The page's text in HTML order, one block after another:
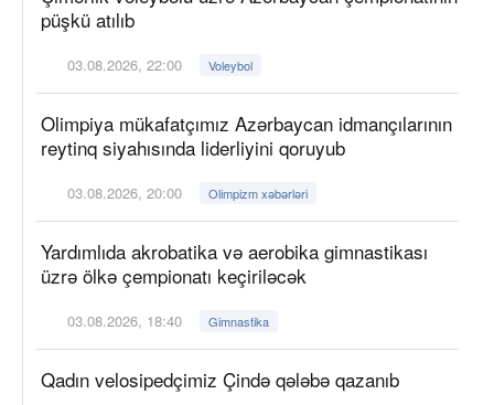
püşkü atılıb
03.08.2026, 22:00 Voleybol
Olimpiya mükafatçımız Azərbaycan idmançılarının
reytinq siyahısında liderliyini qoruyub
03.08.2026, 20:00 Olimpizm xəbərləri
Yardımlıda akrobatika və aerobika gimnastikası
üzrə ölkə çempionatı keçiriləcək
03.08.2026, 18:40 Gimnastika
Qadın velosipedçimiz Çində qələbə qazanıb